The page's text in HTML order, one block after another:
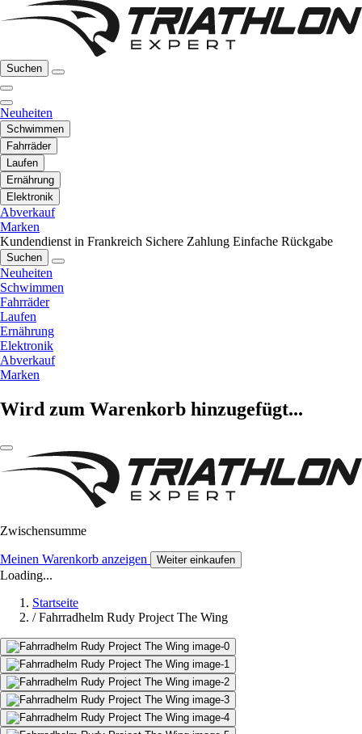
Suchen
Neuheiten
Schwimmen
Fahrräder
Laufen
Ernährung
Elektronik
Abverkauf
Marken
Kundendienst in Frankreich Sichere Zahlung Einfache Rückgabe
Suchen
Neuheiten
Schwimmen
Fahrräder
Laufen
Ernährung
Elektronik
Abverkauf
Marken
Wird zum Warenkorb hinzugefügt...
Zwischensumme
Meinen Warenkorb anzeigen Weiter einkaufen
Loading...
Startseite
/ Fahrradhelm Rudy Project The Wing